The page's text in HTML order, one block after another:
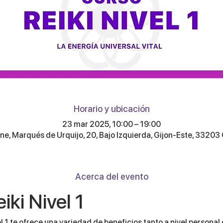
Horario y ubicación
23 mar 2025, 10:00 – 19:00
Marqués de Urquijo, 20, Bajo Izquierda, Gijon-Este, 33203
Acerca del evento
Nivel 1